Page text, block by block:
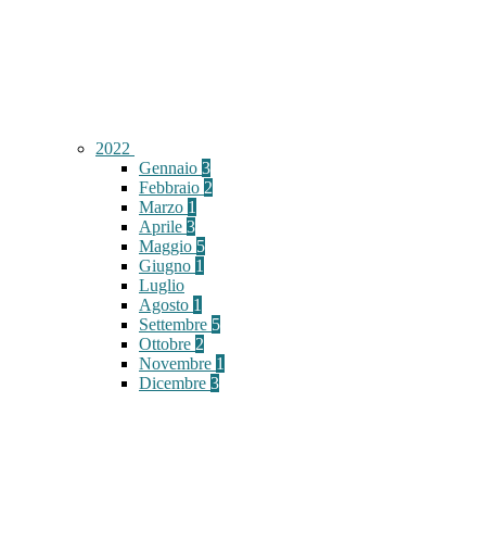
2022
Gennaio 3
Febbraio 2
Marzo 1
Aprile 3
Maggio 5
Giugno 1
Luglio
Agosto 1
Settembre 5
Ottobre 2
Novembre 1
Dicembre 3